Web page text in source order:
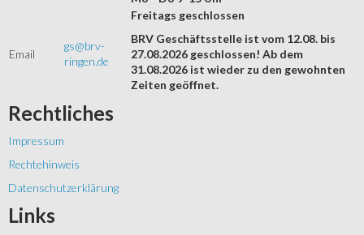
Email
gs@brv-
ringen.de
Freitags geschlossen
BRV Geschäftsstelle ist vom 12.08. bis
27.08.2026 geschlossen! Ab dem
31.08.2026 ist wieder zu den gewohnten
Zeiten geöffnet.
Rechtliches
Impressum
Rechtehinweis
Datenschutzerklärung
Links